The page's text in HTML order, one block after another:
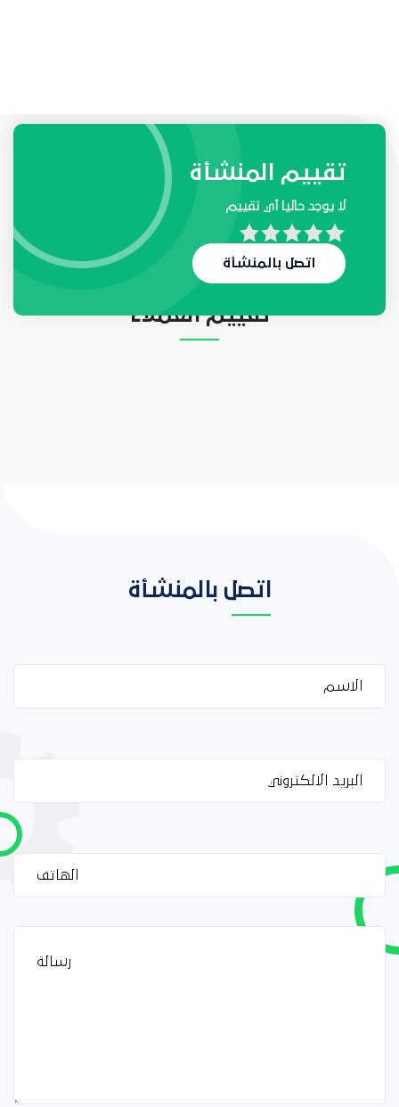
طلبات واحتياجات المنشأة
لا يوجد حاليا أي طلب
تقييم العملاء
تقييم المنشأة
لا يوجد حاليا أي تقييم
اتصل بالمنشأة
اتصل بالمنشأة